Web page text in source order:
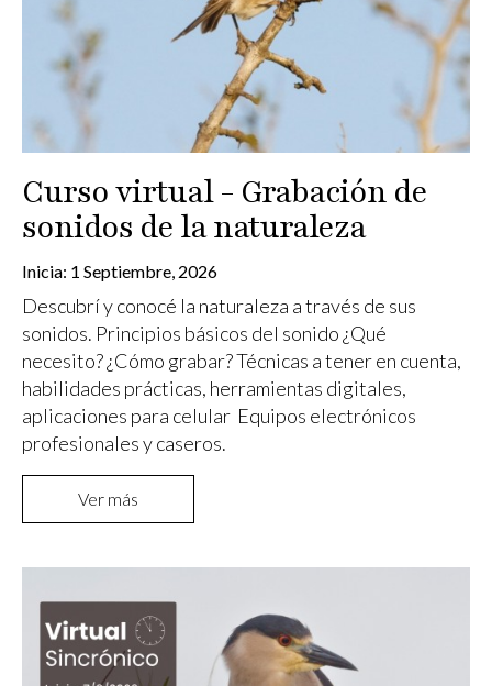
Curso virtual - Grabación de
sonidos de la naturaleza
Inicia: 1 Septiembre, 2026
Descubrí y conocé la naturaleza a través de sus
sonidos. Principios básicos del sonido ¿Qué
necesito? ¿Cómo grabar? Técnicas a tener en cuenta,
habilidades prácticas, herramientas digitales,
aplicaciones para celular Equipos electrónicos
profesionales y caseros.
Ver más